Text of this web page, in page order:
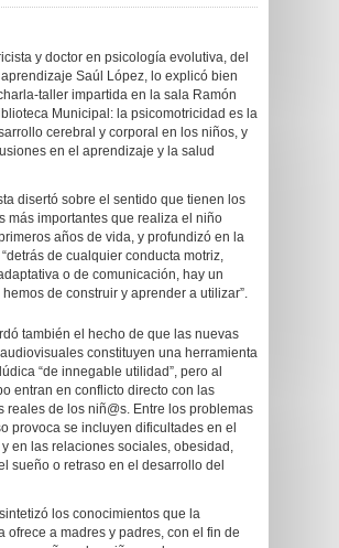
y doctor en psicología evolutiva, del
Saúl López, lo explicó bien
taller impartida en la sala Ramón
Municipal: la psicomotricidad es la
cerebral y corporal en los niños, y
en el aprendizaje y la salud
disertó sobre el sentido que tienen los
más importantes que realiza el niño
años de vida, y profundizó en la
de cualquier conducta motriz,
o de comunicación, hay un
de construir y aprender a utilizar”.
también el hecho de que las nuevas
constituyen una herramienta
“de innegable utilidad”, pero al
entran en conflicto directo con las
reales de los niñ@s. Entre los problemas
provoca se incluyen dificultades en el
en las relaciones sociales, obesidad,
sueño o retraso en el desarrollo del
los conocimientos que la
ofrece a madres y padres, con el fin de